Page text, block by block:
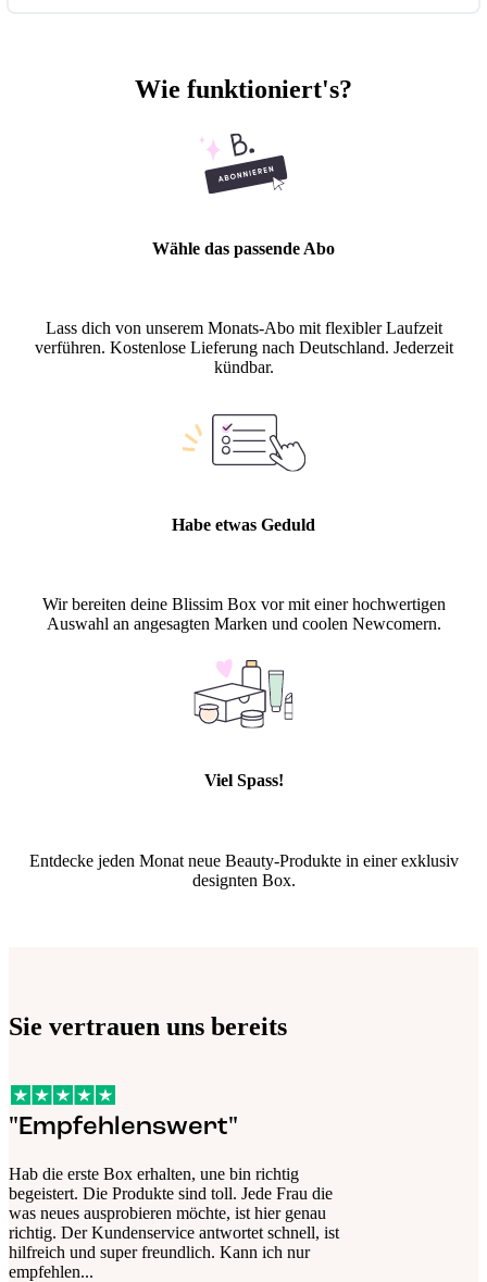
Wie funktioniert's?
Wähle das passende Abo
Lass dich von unserem Monats-Abo mit flexibler Laufzeit
verführen. Kostenlose Lieferung nach Deutschland. Jederzeit
kündbar.
Habe etwas Geduld
Wir bereiten deine Blissim Box vor mit einer hochwertigen
Auswahl an angesagten Marken und coolen Newcomern.
Viel Spass!
Entdecke jeden Monat neue Beauty-Produkte in einer exklusiv
designten Box.
Sie vertrauen uns bereits
"Empfehlenswert"
Hab die erste Box erhalten, une bin richtig
begeistert. Die Produkte sind toll. Jede Frau die
was neues ausprobieren möchte, ist hier genau
richtig. Der Kundenservice antwortet schnell, ist
hilfreich und super freundlich. Kann ich nur
empfehlen...